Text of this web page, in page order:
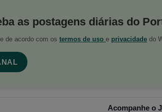
as postagens diárias do
de acordo com os termos de uso e privacidade do
Acompanhe o